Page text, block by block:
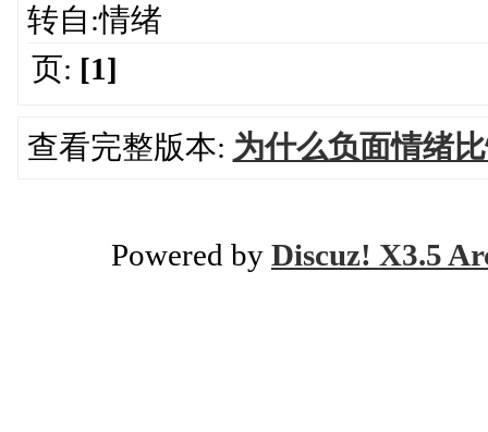
转自:情绪
页: [1]
查看完整版本: 为什么负面情绪
Powered by Discuz! X3.5